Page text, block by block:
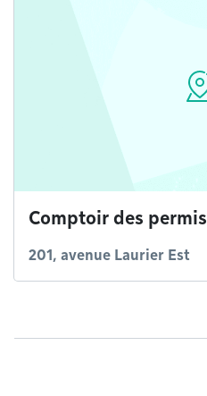
Comptoir des permis
201, avenue Laurier Est